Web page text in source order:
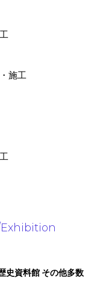
施工
史資料館 その他多数